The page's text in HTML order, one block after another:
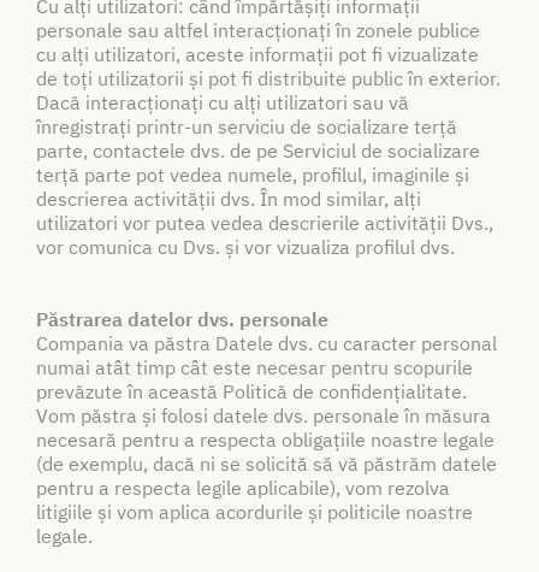
Cu alți utilizatori: când împărtășiți informații
personale sau altfel interacționați în zonele publice
cu alți utilizatori, aceste informații pot fi vizualizate
de toți utilizatorii și pot fi distribuite public în exterior.
Dacă interacționați cu alți utilizatori sau vă
înregistrați printr-un serviciu de socializare terță
parte, contactele dvs. de pe Serviciul de socializare
terță parte pot vedea numele, profilul, imaginile și
descrierea activității dvs. În mod similar, alți
utilizatori vor putea vedea descrierile activității Dvs.,
vor comunica cu Dvs. și vor vizualiza profilul dvs.
Păstrarea datelor dvs. personale
Compania va păstra Datele dvs. cu caracter personal
numai atât timp cât este necesar pentru scopurile
prevăzute în această Politică de confidențialitate.
Vom păstra și folosi datele dvs. personale în măsura
necesară pentru a respecta obligațiile noastre legale
(de exemplu, dacă ni se solicită să vă păstrăm datele
pentru a respecta legile aplicabile), vom rezolva
litigiile și vom aplica acordurile și politicile noastre
legale.